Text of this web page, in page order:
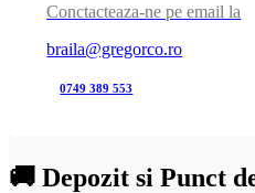
Conctacteaza-ne pe email la
braila@gregorco.ro
0749 389 553
🚚 Depozit si Punct